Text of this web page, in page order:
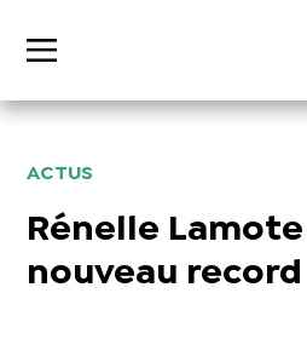
ACTUS
Rénelle
nouveau record